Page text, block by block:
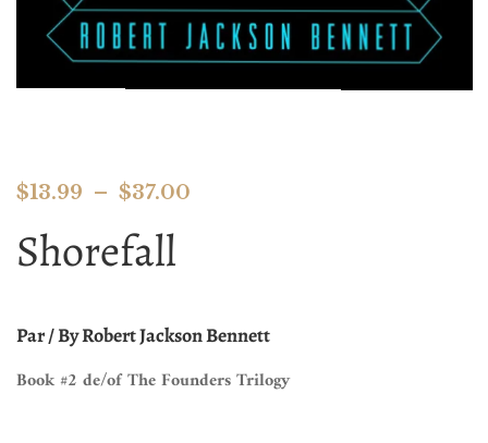
$13.99 – $37.00
Shorefall
Par / By Robert Jackson Bennett
Book #2 de/of The Founders Trilogy